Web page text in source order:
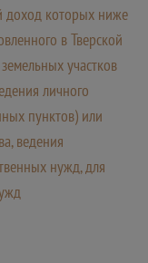
доход которых ниже
в Тверской
участков
личного
пунктов) или
ведения
нужд, для